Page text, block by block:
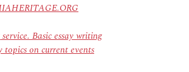
Basic essay writing
topics on current events